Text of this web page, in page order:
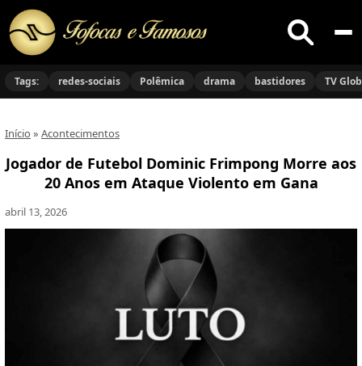
Buscar
no
Tags: redes-sociais Polêmica drama bastidores TV
Início » Acontecimentos
Jogador de Futebol Dominic Frimpong Morre aos
20 Anos em Ataque Violento em Gana
abril 13, 2026